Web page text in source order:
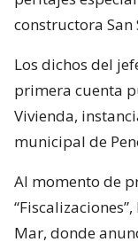
constructora San
Los dichos del
primera cuenta
Vivienda,
municipal de
Al momento de
Mar, donde